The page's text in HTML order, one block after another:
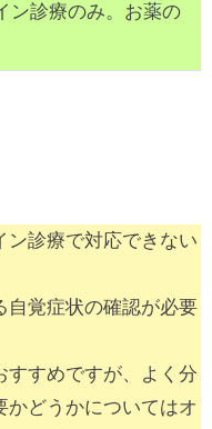
ン診療のみ。お薬の
ン診療で対応できない
自覚症状の確認が必要
すすめですが、よく分
かどうかについてはオ